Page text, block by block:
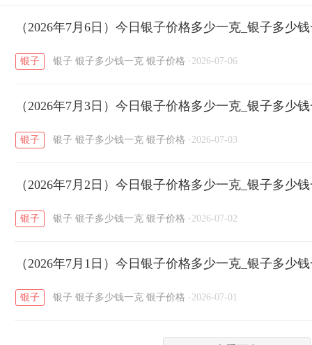
开国纪念币 大清银币 / 长城币 / 老
菜百 周生生 周大生
六福 / 金至尊 / 潮宏基 / 亚一金店
（2026年7月6日）今日银子价格多少一克_银子多少
银子 银子 银子多少钱一克 银子价格 · 2026-07-06
（2026年7月3日）今日银子价格多少一克_银子多少
银子 银子 银子多少钱一克 银子价格 · 2026-07-03
（2026年7月2日）今日银子价格多少一克_银子多少
银子 银子 银子多少钱一克 银子价格 · 2026-07-02
（2026年7月1日）今日银子价格多少一克_银子多少
银子 银子 银子多少钱一克 银子价格 · 2026-07-01